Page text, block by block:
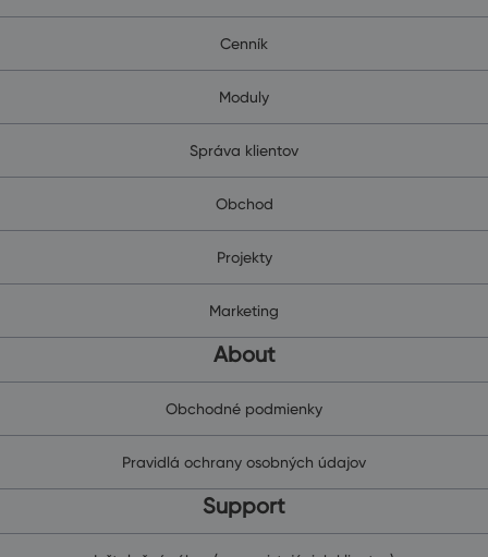
Cenník
Moduly
Správa klientov
Obchod
Projekty
Marketing
About
Obchodné podmienky
Pravidlá ochrany osobných údajov
Support